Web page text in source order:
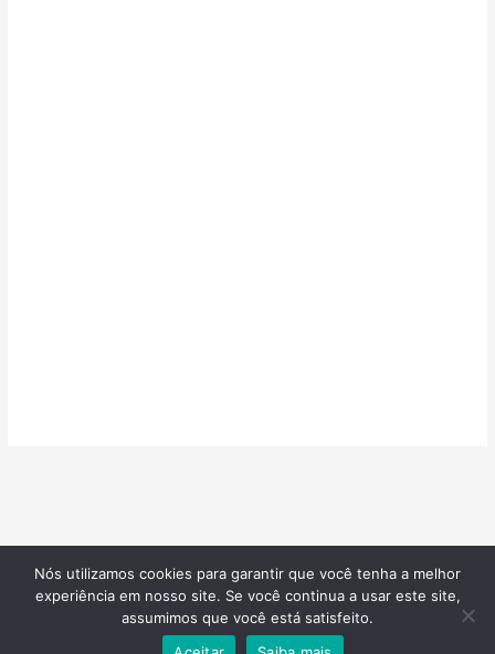
Confeitarias de Sucesso
| Todos os direitos reservados |
Desenvolvido porBlotzads Network
Nós utilizamos cookies para garantir que você tenha a melhor
experiência em nosso site. Se você continua a usar este site,
assumimos que você está satisfeito.